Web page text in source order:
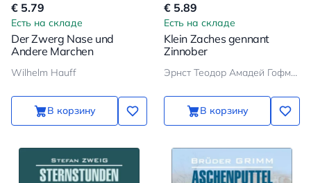
€ 5.79
Есть на складе
Der Zwerg Nase und
Andere Marchen
Wilhelm Hauff
В корзину
€ 5.89
Есть на складе
Klein Zaches gennant
Zinnober
Эрнст Теодор Амадей Гофман
В корзину